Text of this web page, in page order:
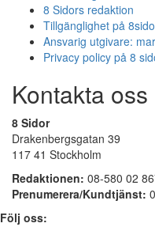
8 Sidors redaktion
Tillgänglighet på
Ansvarig utgivare:
Privacy policy på 8
Kontakta oss
8 Sidor
Drakenbergsgatan 39
117 41 Stockholm
Redaktionen: 08-580 02
Prenumerera/Kundtjänst:
Följ oss: